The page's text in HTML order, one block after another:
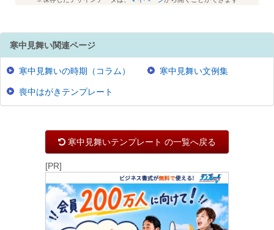
寒中見舞い関連ページ
寒中見舞いの時期（コラム） 寒中見舞い文例集
喪中はがきテンプレート
寒中見舞いテンプレート の一覧へ戻る
[PR]